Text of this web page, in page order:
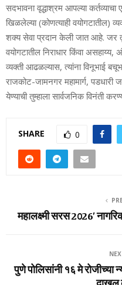
सदभावना वृद्धाश्रम आपल्या
खिळलेल्या (कोणत्याही वयोगटातील)
शक्य सेवा प्रदान केली जात आहे. जर
वयोगटातील निराधार किंवा
व्यक्ती आढळल्यास, त्यांना विनूभाई
राजकोट-जामनगर महामार्ग,
येण्याची तुम्हाला सार्वजनिक विनंती
SHARE 0
महालक्ष्मी सरस 2026’
पुणे पोलिसांनी १६ मे रोजीच्या